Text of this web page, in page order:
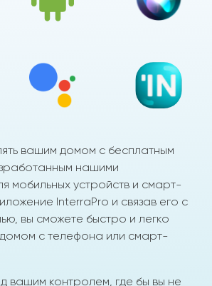
вашим домом с бесплатным
нашими
мобильных устройств и смарт-
InterraPro и связав его с
вы сможете быстро и легко
с телефона или смарт-
вашим контролем, где бы вы не